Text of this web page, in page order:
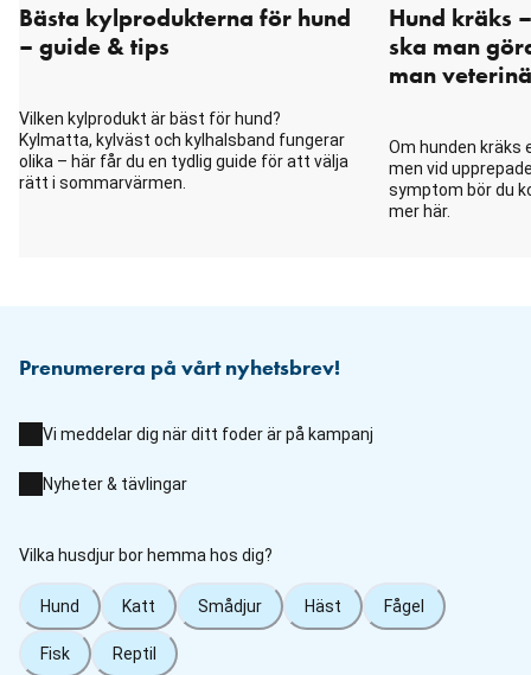
Bästa kylprodukterna för hund
– guide & tips
Vilken kylprodukt är bäst för hund?
Kylmatta, kylväst och kylhalsband fungerar
olika – här får du en tydlig guide för att välja
rätt i sommarvärmen.
Hund kräks
ska man
man
Om hunden kräks
men vid
symptom bör du
mer här.
Prenumerera på vårt nyhetsbrev!
Vi meddelar dig när ditt foder är på kampanj
Nyheter & tävlingar
Vilka husdjur bor hemma hos dig?
Hund Katt Smådjur Häst Fågel
Fisk Reptil